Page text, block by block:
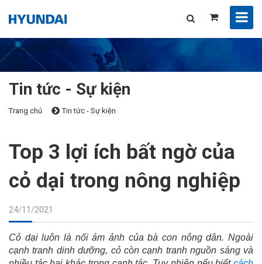
Tin tức - Sự kiện
Trang chủ Tin tức - Sự kiện
Top 3 lợi ích bất ngờ của
cỏ dại trong nông nghiệp
24/11/2021
Cỏ dại luôn là nổi ám ảnh của bà con nông dân. Ngoài
cạnh tranh dinh dưỡng, cỏ còn cạnh tranh nguồn sáng và